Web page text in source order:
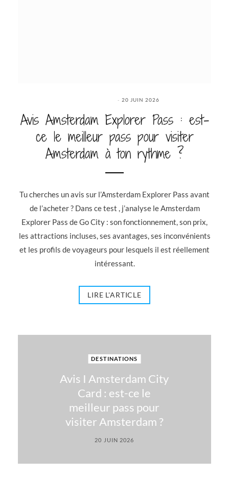
20 JUIN 2026
Avis Amsterdam Explorer Pass : est-
ce le meilleur pass pour visiter
Amsterdam à ton rythme ?
Tu cherches un avis sur l’Amsterdam Explorer Pass avant
de l’acheter ? Dans ce test , j’analyse le Amsterdam
Explorer Pass de Go City : son fonctionnement, son prix,
les attractions incluses, ses avantages, ses inconvénients
et les profils de voyageurs pour lesquels il est réellement
intéressant.
LIRE L'ARTICLE
DESTINATIONS
Avis I Amsterdam City
Card : est-ce le
meilleur pass pour
visiter Amsterdam ?
20 JUIN 2026